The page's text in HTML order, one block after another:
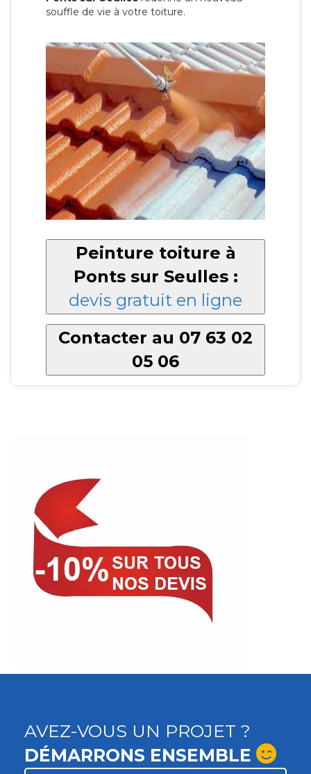
souffle de vie à votre toiture.
Peinture toiture à
Ponts sur Seulles :
devis gratuit en ligne
Contacter au 07 63 02
05 06
AVEZ-VOUS UN PROJET ?
DÉMARRONS ENSEMBLE